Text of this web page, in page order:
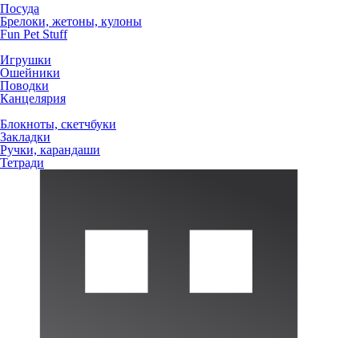
Посуда
Брелоки, жетоны, кулоны
Fun Pet Stuff
Игрушки
Ошейники
Поводки
Канцелярия
Блокноты, скетчбуки
Закладки
Ручки, карандаши
Тетради